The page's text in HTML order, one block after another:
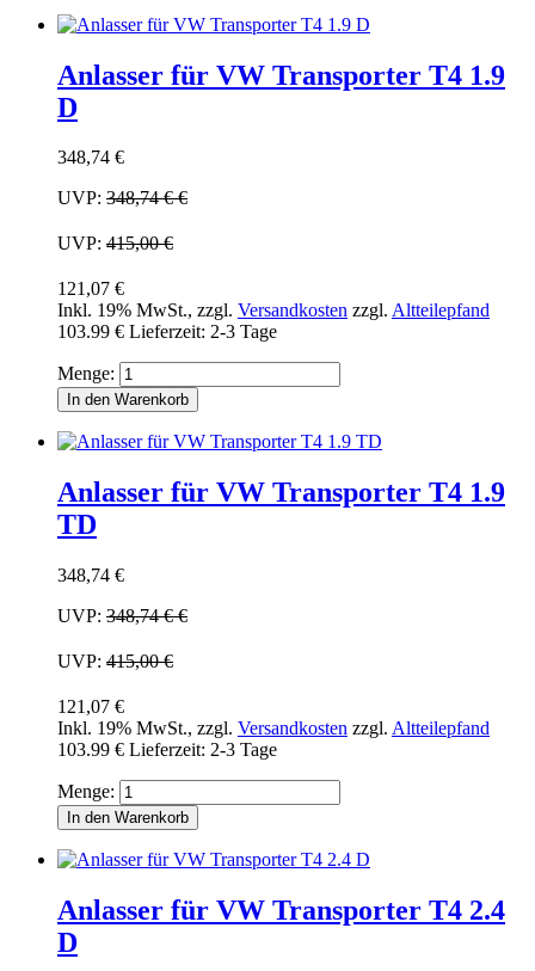
Anlasser für VW Transporter T4 1.9
D
348,74 €
UVP: 348,74 €€
UVP: 415,00 €
121,07 €
Inkl. 19% MwSt., zzgl. Versandkosten zzgl. Altteilepfand
103.99 € Lieferzeit: 2-3 Tage
Menge:
In den Warenkorb
Anlasser für VW Transporter T4 1.9
TD
348,74 €
UVP: 348,74 €€
UVP: 415,00 €
121,07 €
Inkl. 19% MwSt., zzgl. Versandkosten zzgl. Altteilepfand
103.99 € Lieferzeit: 2-3 Tage
Menge:
In den Warenkorb
Anlasser für VW Transporter T4 2.4
D